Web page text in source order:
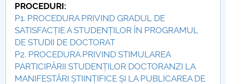
Personal data protection
UPIT for the community
IOSUD/CSUD – PhD studies
PROCEDURI:
P1. PROCEDURA PRIVIND GRADUL DE
SATISFACȚIE A STUDENȚILOR ÎN PROGRAMUL
DE STUDII DE DOCTORAT
P2. PROCEDURA PRIVIND STIMULAREA
PARTICIPĂRII STUDENȚILOR DOCTORANZI LA
MANIFESTĂRI ȘTIINȚIFICE ȘI LA PUBLICAREA DE